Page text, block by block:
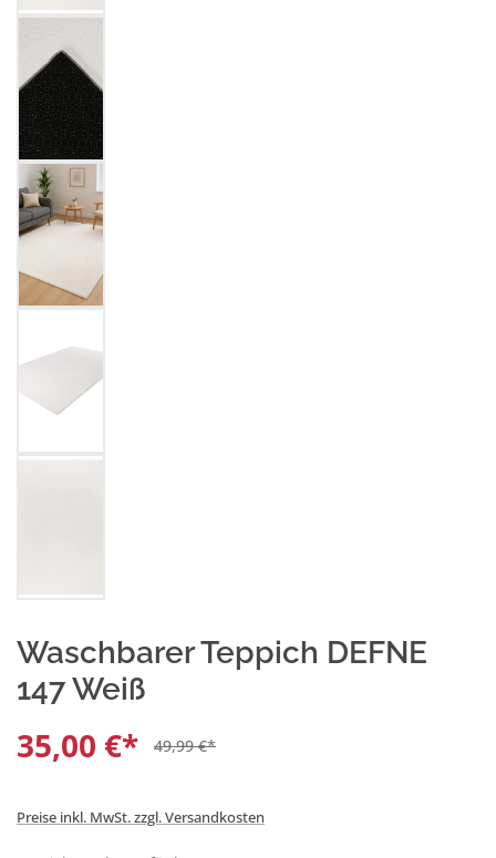
Waschbarer Teppich DEFNE
147 Weiß
35,00 €* 49,99 €*
Preise inkl. MwSt. zzgl. Versandkosten